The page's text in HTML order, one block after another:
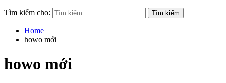
Tìm kiếm cho:
Home
howo mới
howo mới